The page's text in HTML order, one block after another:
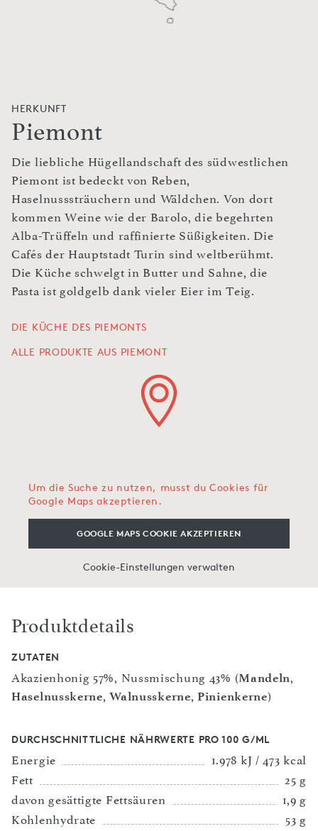
HERKUNFT
Piemont
Die liebliche Hügellandschaft des südwestlichen
Piemont ist bedeckt von Reben,
Haselnusssträuchern und Wäldchen. Von dort
kommen Weine wie der Barolo, die begehrten
Alba-Trüffeln und raffinierte Süßigkeiten. Die
Cafés der Hauptstadt Turin sind weltberühmt.
Die Küche schwelgt in Butter und Sahne, die
Pasta ist goldgelb dank vieler Eier im Teig.
DIE KÜCHE DES PIEMONTS
ALLE PRODUKTE AUS PIEMONT
Um die Suche zu nutzen, musst du Cookies für
Google Maps akzeptieren.
GOOGLE MAPS COOKIE AKZEPTIEREN
Cookie-Einstellungen verwalten
Produktdetails
ZUTATEN
Akazienhonig 57%, Nussmischung 43% (Mandeln,
Haselnusskerne,Walnusskerne,Pinienkerne)
DURCHSCHNITTLICHE NÄHRWERTE PRO 100 G/ML
Energie
1.978 kJ / 473 kcal
Fett
25 g
davon gesättigte Fettsäuren
1,9 g
Kohlenhydrate
53 g